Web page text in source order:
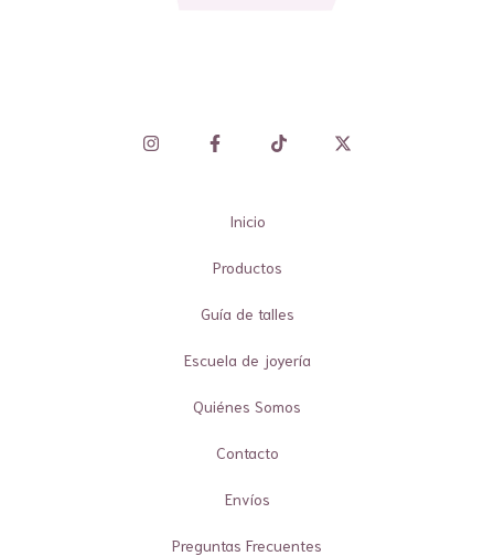
Inicio
Productos
Guía de talles
Escuela de joyería
Quiénes Somos
Contacto
Envíos
Preguntas Frecuentes